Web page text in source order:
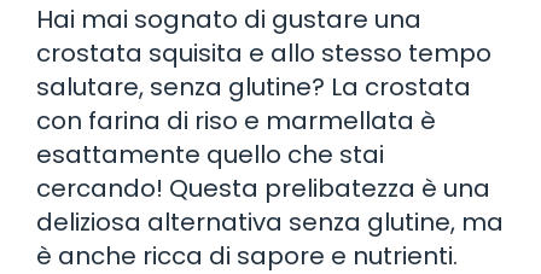
Hai mai sognato di gustare una
crostata squisita e allo stesso tempo
salutare, senza glutine? La crostata
con farina di riso e marmellata è
esattamente quello che stai
cercando! Questa prelibatezza è una
deliziosa alternativa senza glutine, ma
è anche ricca di sapore e nutrienti.